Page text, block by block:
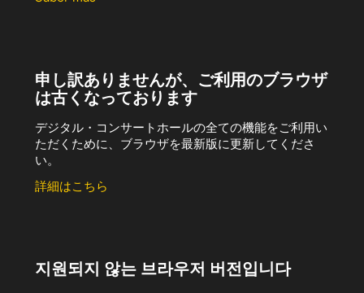
申し訳ありませんが、ご利用のブラウザ
は古くなっております
デジタル・コンサートホールの全ての機能をご利用い
ただくために、ブラウザを最新版に更新してくださ
い。
詳細はこちら
지원되지 않는 브라우저 버전입니다